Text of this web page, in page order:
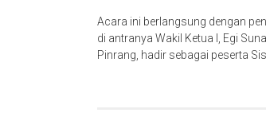
Acara ini berlangsung dengan
di antranya Wakil Ketua I, Egi
Pinrang, hadir sebagai peserta